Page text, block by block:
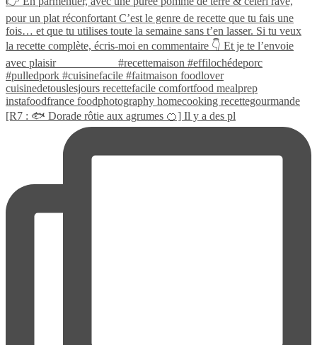
[R7 : 🐟 Dorade rôtie aux agrumes 🍊] Il y a des pl